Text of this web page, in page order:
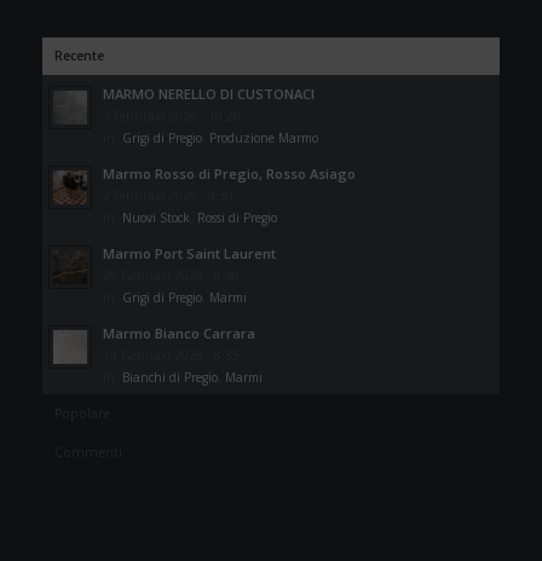
Recente
MARMO NERELLO DI CUSTONACI
Grigi di Pregio, Produzione Marmo
Marmo Rosso di Pregio, Rosso Asiago
Nuovi Stock Rossi di Pregio
Marmo Port Saint Laurent
Grigi di Pregio, Marmi
Marmo Bianco Carrara
Bianchi di Pregio, Marmi